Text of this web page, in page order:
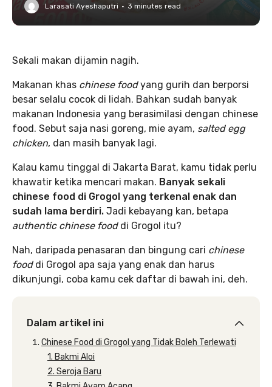
Larasati Ayeshaputri · 3 minutes read
Sekali makan dijamin nagih.
Makanan khas chinese foodyang gurih dan berporsi
besar selalu cocok di lidah. Bahkan sudah banyak
makanan Indonesia yang berasimilasi dengan chinese
food. Sebut saja nasi goreng, mie ayam, salted egg
chicken, dan masih banyak lagi.
Kalau kamu tinggal di Jakarta Barat, kamu tidak perlu
khawatir ketika mencari makan. Banyak sekali
chinese food di Grogol yang terkenal enak dan
sudah lama berdiri. Jadi kebayang kan, betapa
authentic chinese fooddi Grogol itu?
Nah, daripada penasaran dan bingung cari chinese
food di Grogol apa saja yang enak dan harus
dikunjungi, coba kamu cek daftar di bawah ini, deh.
Dalam artikel ini
Chinese Food di Grogol yang Tidak Boleh Terlewati
1. Bakmi Aloi
2. Seroja Baru